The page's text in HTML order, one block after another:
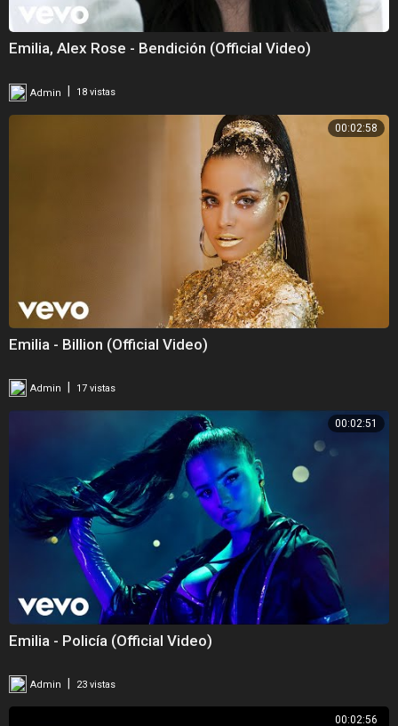
Emilia, Alex Rose - Bendición (Official Video)
Admin 18 vistas
00:02:58
Emilia - Billion (Official Video)
Admin 17 vistas
00:02:51
Emilia - Policía (Official Video)
Admin 23 vistas
00:02:56